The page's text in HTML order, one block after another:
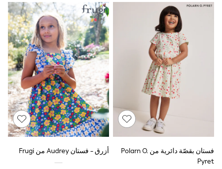
Tops & T-Shirts
Cover Ups & Kaftans
Sandals
Swimwear
Jumpsuits & Playsuits
Beachwear
Skirts
Trousers
Sunglasses
Sun Hats & Caps
Resort Styles
Boys' Holiday Shop
Boys' Travel Styles
Sunset Styles
Occasionwear
Sets & Outfits
Linen Collection
فستان بقصّة دائرية من Polarn O.
Pyret
أزرق - فستان Audrey من Frugi